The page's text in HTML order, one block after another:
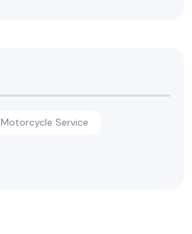
Motorcycle Service